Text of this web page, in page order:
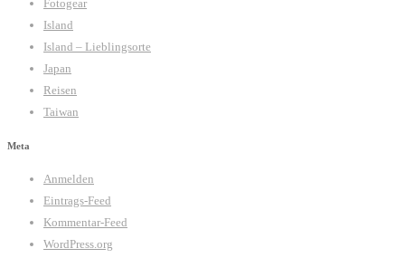
Fotogear
Island
Island – Lieblingsorte
Japan
Reisen
Taiwan
Meta
Anmelden
Eintrags-Feed
Kommentar-Feed
WordPress.org